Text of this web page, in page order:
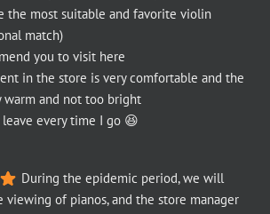
the most suitable and favorite violin
match)
you to visit here
in the store is very comfortable and the
warm and not too bright
every time I go 😆
During the epidemic period, we will
viewing of pianos, and the store manager